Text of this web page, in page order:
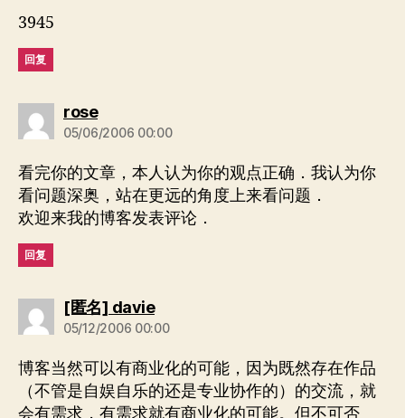
3945
回复
rose说：
05/06/2006 00:00
看完你的文章，本人认为你的观点正确．我认为你
看问题深奥，站在更远的角度上来看问题．
欢迎来我的博客发表评论．
回复
[匿名] davie说：
05/12/2006 00:00
博客当然可以有商业化的可能，因为既然存在作品
（不管是自娱自乐的还是专业协作的）的交流，就
会有需求，有需求就有商业化的可能。但不可否